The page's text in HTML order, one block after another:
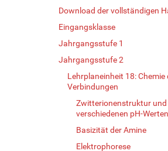
Download der vollständigen
Eingangsklasse
Jahrgangsstufe 1
Jahrgangsstufe 2
Lehrplaneinheit 18:
Verbindungen
Zwitterionenstruktur
verschiedenen pH-Werten
Basizität der Amine
Elektrophorese